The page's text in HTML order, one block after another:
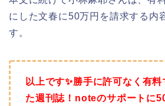
にした文春に50万円を請求する内
す。
以上です✨勝手に許可なく有
た週刊誌！noteのサポートに